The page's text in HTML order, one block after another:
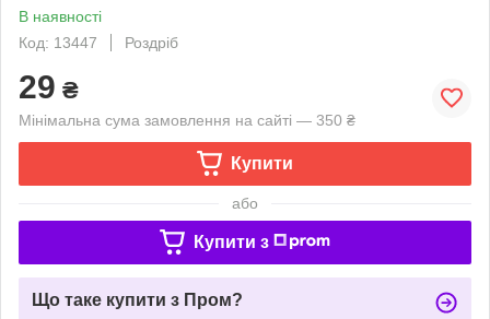
В наявності
Код: 13447
Роздріб
29 ₴
Мінімальна сума замовлення на сайті — 350 ₴
Купити
або
Купити з
Що таке купити з Пром?